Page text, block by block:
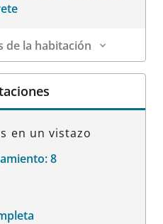
de la habitación
en un vistazo
8